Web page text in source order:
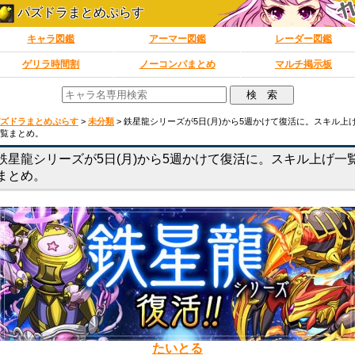
パズドラまとめぷらす
キャラ図鑑 アーマー図鑑 レーダー図鑑
ゲリラ時間割 ノーコンパまとめ マルチ掲示板
ドラまとめぷらす > 未分類 > 鉄星龍シリーズが5日(月)から5週かけて復活に。スキル上
まとめ。
星龍シリーズが5日(月)から5週かけて復活に。スキル上げ一
とめ。
たいとる